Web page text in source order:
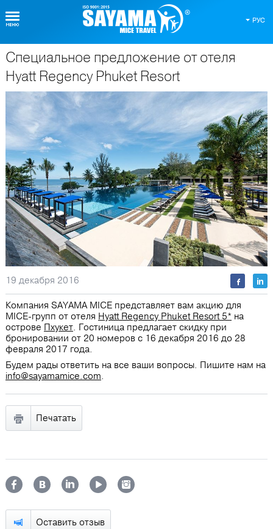
РУС
О Таиланде
Оставить отзыв
Специальное предложение от отеля
Hyatt Regency Phuket Resort
19 декабря 2016
Компания SAYAMA MICE представляет вам акцию для
MICE-групп от отеля Hyatt Regency Phuket Resort 5* на
острове Пхукет. Гостиница предлагает скидку при
бронировании от 20 номеров с 16 декабря 2016 до 28
февраля 2017 года.
Будем рады ответить на все ваши вопросы. Пишите нам на
info@sayamamice.com.
Печатать